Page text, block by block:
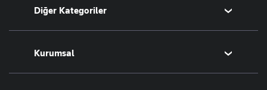
Tüm Yazarlar
Diğer Kategoriler
Magazin
Teknoloji
Resmî Ilanlar
Kurumsal
Hakkımızda